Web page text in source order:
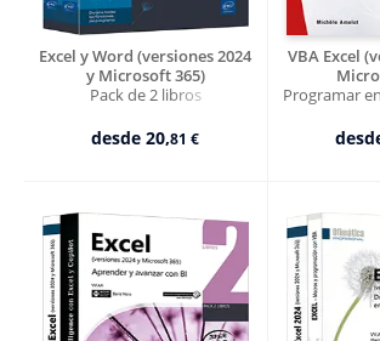
manejar con soltura las suites de código
LibreOfficeo las soluciones basadas en la
Google Workspace (Sheets, Docs, Slides) ,
posea un conocimiento integral y versátil
ofimáticamás relevante del mercado.
Excel y Word (versiones 2024
y Microsoft 365)
Pack de 2 libros
desde20,81 €
VBA Excel
Programar